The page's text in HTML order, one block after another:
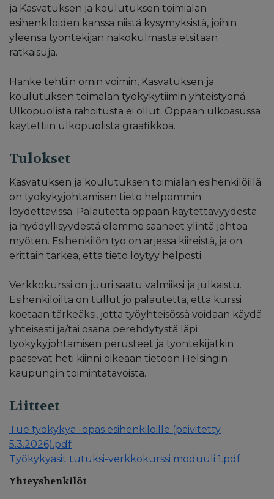
ja Kasvatuksen ja koulutuksen toimialan
esihenkilöiden kanssa niistä kysymyksistä, joihin
yleensä työntekijän näkökulmasta etsitään
ratkaisuja.
Hanke tehtiin omin voimin, Kasvatuksen ja
koulutuksen toimalan työkykytiimin yhteistyönä.
Ulkopuolista rahoitusta ei ollut. Oppaan ulkoasussa
käytettiin ulkopuolista graafikkoa.
Tulokset
Kasvatuksen ja koulutuksen toimialan esihenkilöillä
on työkykyjohtamisen tieto helpommin
löydettävissä. Palautetta oppaan käytettävyydestä
ja hyödyllisyydestä olemme saaneet ylintä johtoa
myöten. Esihenkilön työ on arjessa kiireistä, ja on
erittäin tärkeä, että tieto löytyy helposti.
Verkkokurssi on juuri saatu valmiiksi ja julkaistu.
Esihenkilöiltä on tullut jo palautetta, että kurssi
koetaan tärkeäksi, jotta työyhteisössä voidaan käydä
yhteisesti ja/tai osana perehdytystä läpi
työkykyjohtamisen perusteet ja työntekijätkin
pääsevät heti kiinni oikeaan tietoon Helsingin
kaupungin toimintatavoista.
Liitteet
Tue työkykyä -opas esihenkilöille (päivitetty
5.3.2026).pdf
Työkykyasit tutuksi-verkkokurssi moduuli 1.pdf
Yhteyshenkilöt